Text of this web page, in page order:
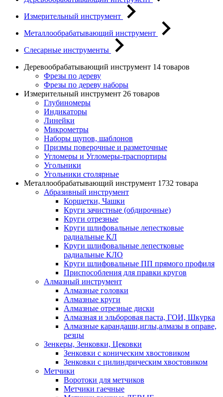
Измерительный инструмент
Металлообрабатывающий инструмент
Слесарные инструменты
Деревообрабатывающий инструмент 14 товаров
Фрезы по дереву
Фрезы по дереву наборы
Измерительный инструмент 26 товаров
Глубиномеры
Индикаторы
Линейки
Микрометры
Наборы щупов, шаблонов
Призмы поверочные и разметочные
Угломеры и Угломеры-траспортиры
Угольники
Угольники столярные
Металлообрабатывающий инструмент 1732 товара
Абразивный инструмент
Корщетки, Чашки
Круги зачистные (обдирочные)
Круги отрезные
Круги шлифовальные лепестковые
радиальные КЛ
Круги шлифовальные лепестковые
радиальные КЛО
Круги шлифовальные ПП прямого профиля
Приспособления для правки кругов
Алмазный инструмент
Алмазные головки
Алмазные круги
Алмазные отрезные диски
Алмазная и эльборовая паста, ГОИ, Шкурка
Алмазные карандаши,иглы,алмазы в оправе,
резцы
Зенкеры, Зенковки, Цековки
Зенковки с коническим хвостовиком
Зенковки с цилиндрическим хвостовиком
Метчики
Воротоки для метчиков
Метчики гаечные